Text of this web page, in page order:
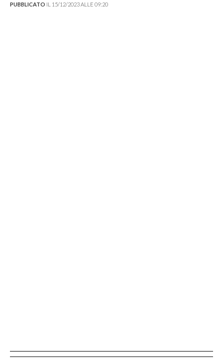
PUBBLICATO IL 15/12/2023 ALLE 09:20